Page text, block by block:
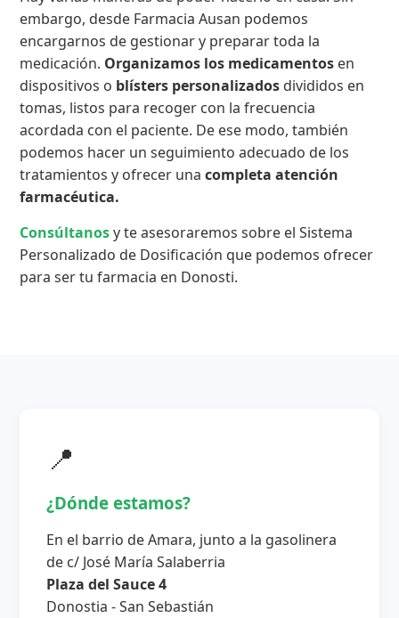
embargo, desde Farmacia Ausan podemos
encargarnos de gestionar y preparar toda la
medicación. Organizamos los medicamentos en
dispositivos o blísters personalizados divididos en
tomas, listos para recoger con la frecuencia
acordada con el paciente. De ese modo, también
podemos hacer un seguimiento adecuado de los
tratamientos y ofrecer unacompleta atención
farmacéutica.
Consúltanosy te asesoraremos sobre el Sistema
Personalizado de Dosificación que podemos ofrecer
para ser tu farmacia en Donosti.
📍
¿Dónde estamos?
En el barrio de Amara, junto a la gasolinera
de c/ José María Salaberria
Plaza del Sauce 4
Donostia - San Sebastián